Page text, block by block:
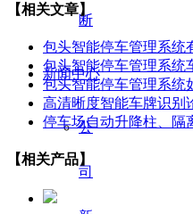
断
新闻中心
公
司
【相关文章】
包头智能停车管理系统
包头智能停车管理系
包头智能停车管理系统
高清晰度智能车牌识别
停车场自动升降柱、隔
【相关产品】